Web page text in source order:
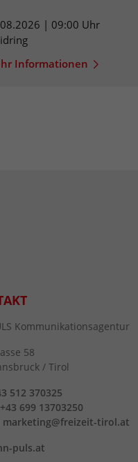
| 09:00 Uhr
Informationen
Kommunikationsagentur
58
/ Tirol
512 370325
+43 699 13703250
marketing@freizeit-tirol.at
puls.at